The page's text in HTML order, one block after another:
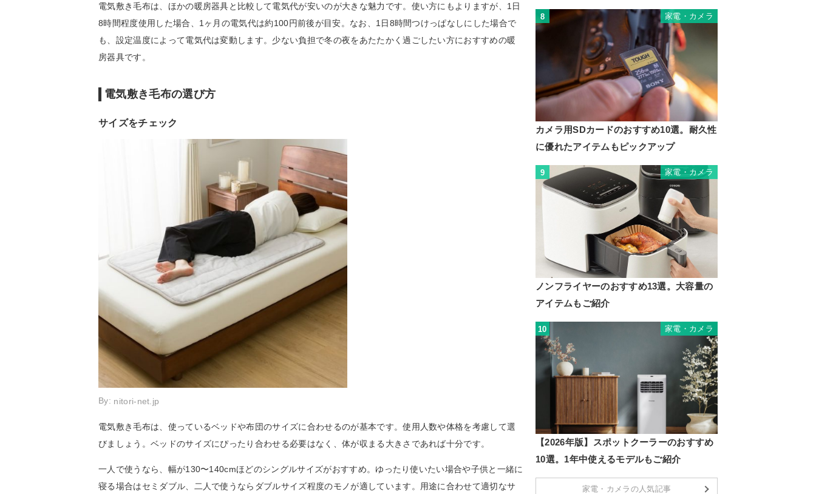
電気敷き毛布は、ほかの暖房器具と比較して電気代が安いのが大きな魅力です。使い方にもよりますが、1日
8時間程度使用した場合、1ヶ月の電気代は約100円前後が目安。なお、1日8時間つけっぱなしにした場合で
も、設定温度によって電気代は変動します。少ない負担で冬の夜をあたたかく過ごしたい方におすすめの暖
房器具です。
電気敷き毛布の選び方
サイズをチェック
By: nitori-net.jp
電気敷き毛布は、使っているベッドや布団のサイズに合わせるのが基本です。使用人数や体格を考慮して選
びましょう。ベッドのサイズにぴったり合わせる必要はなく、体が収まる大きさであれば十分です。
一人で使うなら、幅が130〜140cmほどのシングルサイズがおすすめ。ゆったり使いたい場合や子供と一緒に
寝る場合はセミダブル、二人で使うならダブルサイズ程度のモノが適しています。用途に合わせて適切なサ
8 家電・カメラ
カメラ用SDカードのおすすめ10選。耐久性
に優れたアイテムもピックアップ
9 家電・カメラ
ノンフライヤーのおすすめ13選。大容量の
アイテムもご紹介
10 家電・カメラ
【2026年版】スポットクーラーのおすすめ
10選。1年中使えるモデルもご紹介
家電・カメラの人気記事